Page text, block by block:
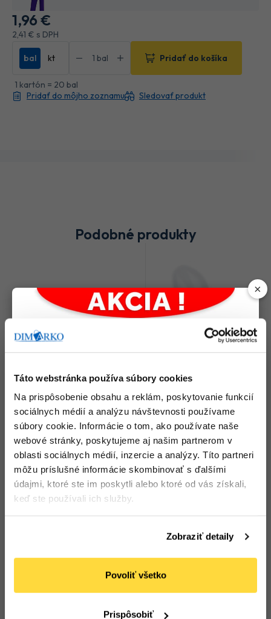
Táto webstránka používa súbory cookies
Na prispôsobenie obsahu a reklám, poskytovanie funkcií
sociálnych médií a analýzu návštevnosti používame
súbory cookie. Informácie o tom, ako používate naše
webové stránky, poskytujeme aj našim partnerom v
oblasti sociálnych médií, inzercie a analýzy. Títo partneri
môžu príslušné informácie skombinovať s ďalšími
údajmi, ktoré ste im poskytli alebo ktoré od vás získali,
keď ste používali ich služby.
Zobraziť detaily
Povoliť všetko
Prispôsobiť
1,96 €
2,41 € s DPH
bal kt Pridať do košíka
1 kartón = 20 bal
Pridať do môjho zoznamu
Sledovať produkt
Podobné produkty
Nôž PREMIUM WPC, 100
ks
Počet bal. v kartóne:20
Kód tovaru: 109060
Na sklade
Lyžica PREMIUM PS
biela, 100 ks
Počet bal. v kartóne:20
Kód tovaru: 109079
Na sklade
,68 €(3 ,30 €s DPH)
košíka
×